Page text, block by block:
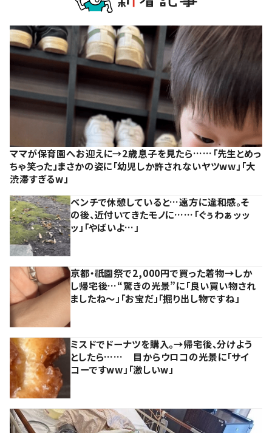
ママが保育園へお迎えに→2歳息子を見たら……「先生とめっ
ちゃ笑った」まさかの姿に「幼児しか許されないヤツww」「大
渋滞すぎるw」
ベンチで休憩していると…遠方に違和感。そ
の後、近付いてきたモノに……「ぐぅわぁッッ
ッ」「やばいよ…」
京都・祇園祭で2,000円で買った着物→しか
し帰宅後…“驚きの光景”に「良い買い物され
ましたね～」「お宝だ」「掘り出し物ですね」
ミスドでドーナツを購入。→帰宅後、分けよう
としたら…… 目からウロコの光景に「サイ
コーですww」「激しいw」